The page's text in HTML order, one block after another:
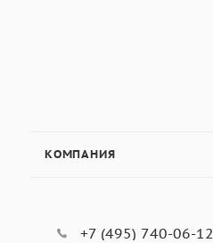
КОМПАНИЯ
+7 (495) 740-06-12